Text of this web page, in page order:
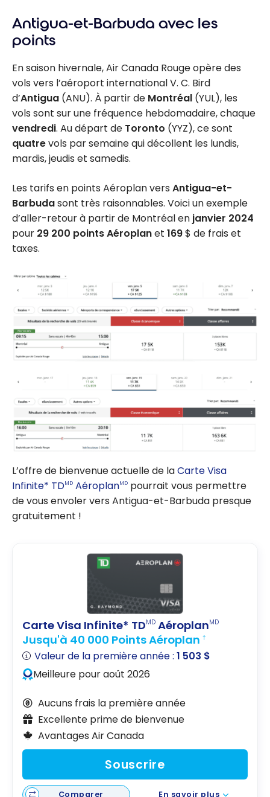
Antigua-et-Barbuda avec les
points
En saison hivernale, Air Canada Rouge opère des
vols vers l’aéroport international V. C. Bird
d’Antigua (ANU). À partir de Montréal (YUL), les
vols sont sur une fréquence hebdomadaire, chaque
vendredi. Au départ de Toronto (YYZ), ce sont
quatrevols par semaine qui décollent les lundis,
mardis, jeudis et samedis.
Les tarifs en points Aéroplan vers Antigua-et-
Barbudasont très raisonnables. Voici un exemple
d’aller-retour à partir de Montréal en janvier 2024
pour 29 200 points Aéroplanet 169$ de frais et
taxes.
L’offre de bienvenue actuelle de laCarte Visa
Infinite* TDMD AéroplanMD pourrait vous permettre
de vous envoler vers Antigua-et-Barbuda presque
gratuitement !
Carte Visa Infinite* TDMD AéroplanMD
Jusqu'à 40 000 Points Aéroplan †
Valeur de la première année :1 503 $
Meilleure pour août 2026
Aucuns frais la première année
Excellente prime de bienvenue
Avantages Air Canada
Souscrire
Comparer En savoir plus